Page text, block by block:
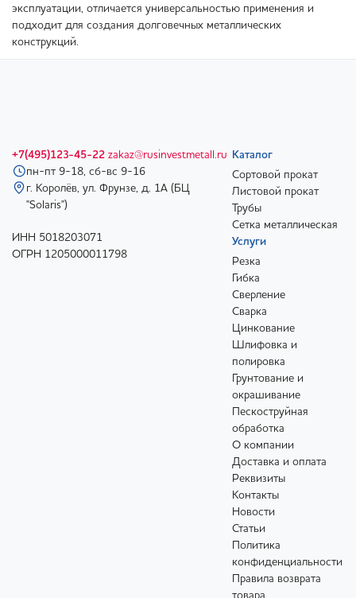
эксплуатации, отличается универсальностью применения и
подходит для создания долговечных металлических
конструкций.
+7(495)123-45-22 zakaz@rusinvestmetall.ru
пн-пт 9-18, сб-вс 9-16
г. Королёв, ул. Фрунзе, д. 1А (БЦ
"Solaris")
ИНН 5018203071
ОГРН 1205000011798
Каталог
Сортовой прокат
Листовой прокат
Трубы
Сетка металлическая
Услуги
Резка
Гибка
Сверление
Сварка
Цинкование
Шлифовка и
полировка
Грунтование и
окрашивание
Пескоструйная
обработка
О компании
Доставка и оплата
Реквизиты
Контакты
Новости
Статьи
Политика
конфиденциальности
Правила возврата
товара